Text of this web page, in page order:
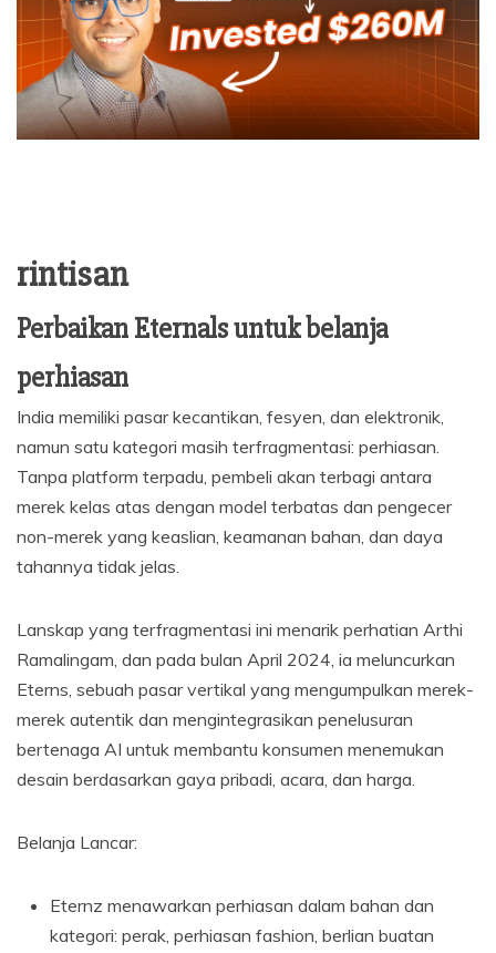
rintisan
Perbaikan Eternals untuk belanja
perhiasan
India memiliki pasar kecantikan, fesyen, dan elektronik,
namun satu kategori masih terfragmentasi: perhiasan.
Tanpa platform terpadu, pembeli akan terbagi antara
merek kelas atas dengan model terbatas dan pengecer
non-merek yang keaslian, keamanan bahan, dan daya
tahannya tidak jelas.
Lanskap yang terfragmentasi ini menarik perhatian Arthi
Ramalingam, dan pada bulan April 2024, ia meluncurkan
Eterns, sebuah pasar vertikal yang mengumpulkan merek-
merek autentik dan mengintegrasikan penelusuran
bertenaga AI untuk membantu konsumen menemukan
desain berdasarkan gaya pribadi, acara, dan harga.
Belanja Lancar:
Eternz menawarkan perhiasan dalam bahan dan
kategori: perak, perhiasan fashion, berlian buatan